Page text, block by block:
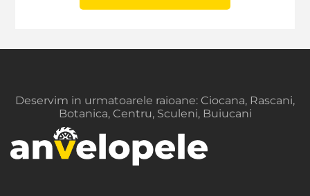
Deservim in urmatoarele raioane: Ciocana, Rascani,
Botanica, Centru, Sculeni, Buiucani